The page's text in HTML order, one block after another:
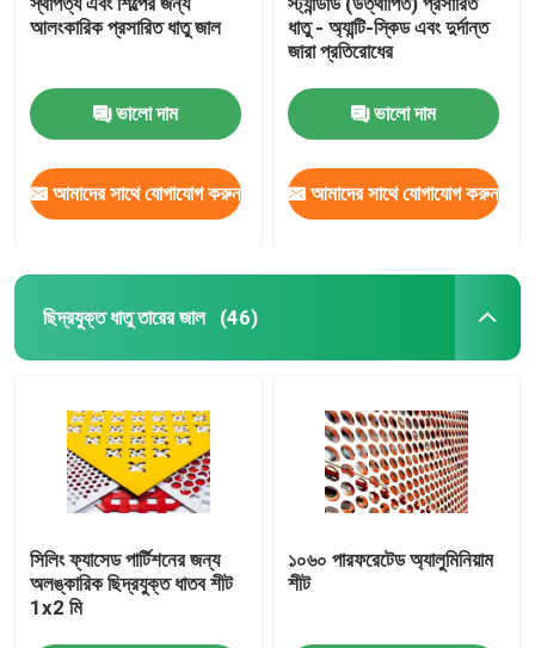
গ্যাবিয়ন ঝুড়ি
চেন লিংক বেড়া
রেজার কাঁটাতার
খনির স্ক্রিন জাল
খাদ তার
ম্যাট টেনে আনুন
আলংকারিক প্রসারিত ধাতু জাল
ভালো দাম
আমাদের সাথে যোগাযোগ করুন
ধাতু - অ্যান্টি-স্কিড এবং দুর্দান্ত
জারা প্রতিরোধের
ভালো দাম
আমাদের সাথে যোগাযোগ করুন
ছিদ্রযুক্ত ধাতু তারের জাল (46)
সিলিং ফ্যাসেড পার্টিশনের জন্য
অলঙ্কারিক ছিদ্রযুক্ত ধাতব শীট
1x2 মি
১০৬০ পারফরেটেড অ্যালুমিনিয়াম
শীট